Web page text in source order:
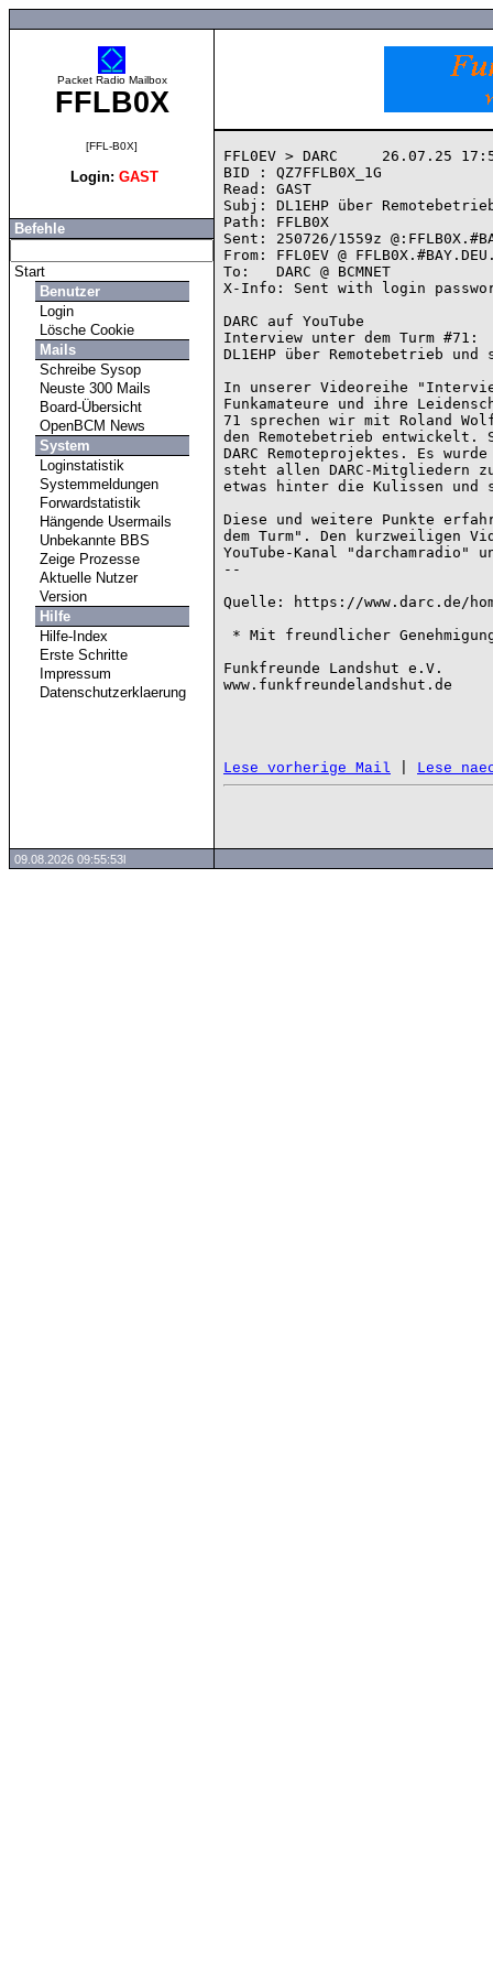
Packet Radio Mailbox
FFLB0X
[FFL-B0X]
Login: GAST
Befehle
Start
Benutzer
Login
Lösche Cookie
Mails
Schreibe Sysop
Neuste 300 Mails
Board-Übersicht
OpenBCM News
System
Loginstatistik
Systemmeldungen
Forwardstatistik
Hängende Usermails
Unbekannte BBS
Zeige Prozesse
Aktuelle Nutzer
Version
Hilfe
Hilfe-Index
Erste Schritte
Impressum
Datenschutzerklaerung
FFL0EV > DARC     26.07.25
BID : QZ7FFLB0X_1G
Read: GAST
Subj: DL1EHP über
Path: FFLB0X
Sent: 250726/1559z
From: FFL0EV @
To:   DARC @ BCMNET
X-Info: Sent with login
DARC auf YouTube
Interview unter dem Turm #71:
DL1EHP über Remotebetrieb
In unserer Videoreihe
Funkamateure und ihre
71 sprechen wir mit Roland
den Remotebetrieb
DARC Remoteprojektes. Es
steht allen DARC-Mitgliedern
etwas hinter die Kulissen und
Diese und weitere Punkte
dem Turm". Den kurzweiligen
YouTube-Kanal "darchamradio"
--
Quelle: https://www.darc.de/
Funkfreunde Landshut e.V.
www.funkfreundelandshut.de
Lese vorherige Mail Lese
09.08.2026 09:55:53l